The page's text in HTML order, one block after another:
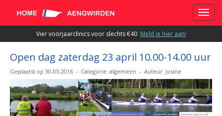
Vier voorjaarclinics voor slechts €40 Meld je hier aan!
Open dag zaterdag 23 april 10.00-14.00 uur
Geplaatst op 30-03-2016 - Categorie: algemeen - Auteur: Josine